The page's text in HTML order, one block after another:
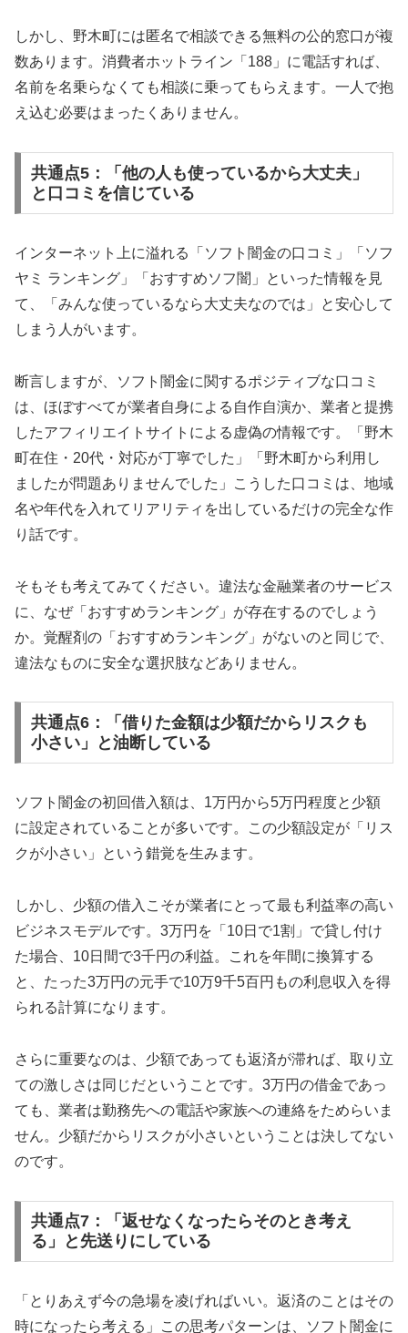
しかし、野木町には匿名で相談できる無料の公的窓口が複
数あります。消費者ホットライン「188」に電話すれば、
名前を名乗らなくても相談に乗ってもらえます。一人で抱
え込む必要はまったくありません。
共通点5：「他の人も使っているから大丈夫」
と口コミを信じている
インターネット上に溢れる「ソフト闇金の口コミ」「ソフ
ヤミ ランキング」「おすすめソフ闇」といった情報を見
て、「みんな使っているなら大丈夫なのでは」と安心して
しまう人がいます。
断言しますが、ソフト闇金に関するポジティブな口コミ
は、ほぼすべてが業者自身による自作自演か、業者と提携
したアフィリエイトサイトによる虚偽の情報です。「野木
町在住・20代・対応が丁寧でした」「野木町から利用し
ましたが問題ありませんでした」こうした口コミは、地域
名や年代を入れてリアリティを出しているだけの完全な作
り話です。
そもそも考えてみてください。違法な金融業者のサービス
に、なぜ「おすすめランキング」が存在するのでしょう
か。覚醒剤の「おすすめランキング」がないのと同じで、
違法なものに安全な選択肢などありません。
共通点6：「借りた金額は少額だからリスクも
小さい」と油断している
ソフト闇金の初回借入額は、1万円から5万円程度と少額
に設定されていることが多いです。この少額設定が「リス
クが小さい」という錯覚を生みます。
しかし、少額の借入こそが業者にとって最も利益率の高い
ビジネスモデルです。3万円を「10日で1割」で貸し付け
た場合、10日間で3千円の利益。これを年間に換算する
と、たった3万円の元手で10万9千5百円もの利息収入を得
られる計算になります。
さらに重要なのは、少額であっても返済が滞れば、取り立
ての激しさは同じだということです。3万円の借金であっ
ても、業者は勤務先への電話や家族への連絡をためらいま
せん。少額だからリスクが小さいということは決してない
のです。
共通点7：「返せなくなったらそのとき考え
る」と先送りにしている
「とりあえず今の急場を凌げればいい。返済のことはその
時になったら考える」この思考パターンは、ソフト闇金に